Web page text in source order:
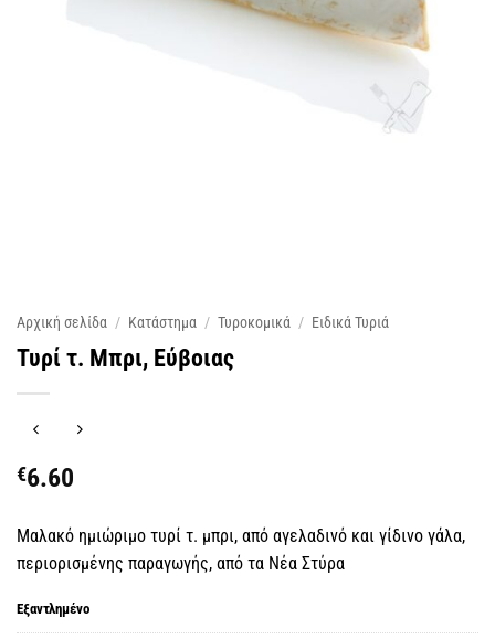
Αρχική σελίδα / Κατάστημα / Τυροκομικά / Ειδικά Τυριά
Τυρί τ. Μπρι, Εύβοιας
€6.60
Μαλακό ημιώριμο τυρί τ. μπρι, από αγελαδινό και γίδινο γάλα,
περιορισμένης παραγωγής, από τα Nέα Στύρα
Εξαντλημένο